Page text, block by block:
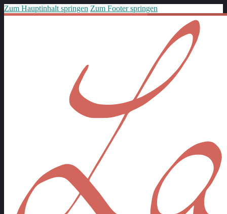
Zum Hauptinhalt springen Zum Footer springen